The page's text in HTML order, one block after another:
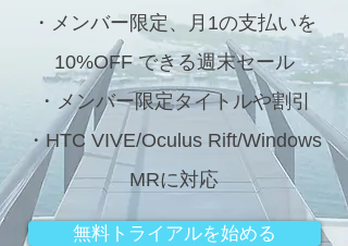
・メンバー限定、月1の支払いを
10%OFF できる週末セール
・メンバー限定タイトルや割引
・HTC VIVE/Oculus Rift/Windows
MRに対応
無料トライアルを始める